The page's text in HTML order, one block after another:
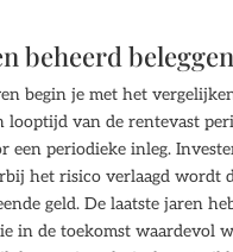
beheerd
begin je met het
van de rentevast
een periodieke inleg.
het risico verlaagd wordt
geld. De laatste jaren
in de toekomst waardevol